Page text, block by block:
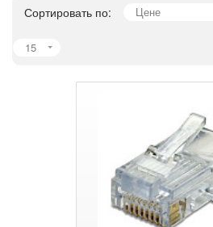
Сортировать по: Цене
15